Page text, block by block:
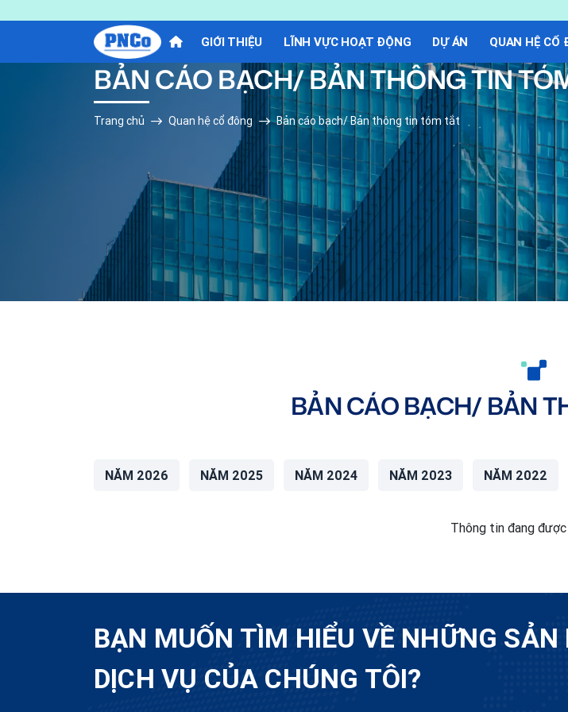
GIỚI THIỆU LĨNH VỰC HOẠT ĐỘNG DỰ ÁN QUAN HỆ CỔ
BẢN CÁO BẠCH/ BẢN THÔNG TIN
Trang chủ Quan hệ cổ đông Bản cáo bạch/ Bản thông tin tóm tắt
BẢN CÁO BẠCH/ BẢN
NĂM 2026 NĂM 2025 NĂM 2024 NĂM 2023 NĂM 2022
Thông tin đang
BẠN MUỐN TÌM HIỂU VỀ NHỮNG
DỊCH VỤ CỦA CHÚNG TÔI?